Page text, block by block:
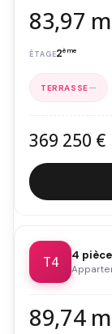
83,97 m
2ème
—
369 250 €
T4 4
89,74 m